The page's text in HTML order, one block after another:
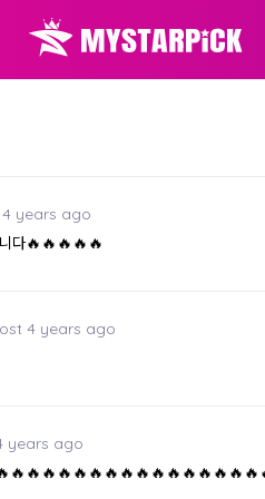
years ago
다🔥🔥🔥🔥🔥
4 years ago
years ago